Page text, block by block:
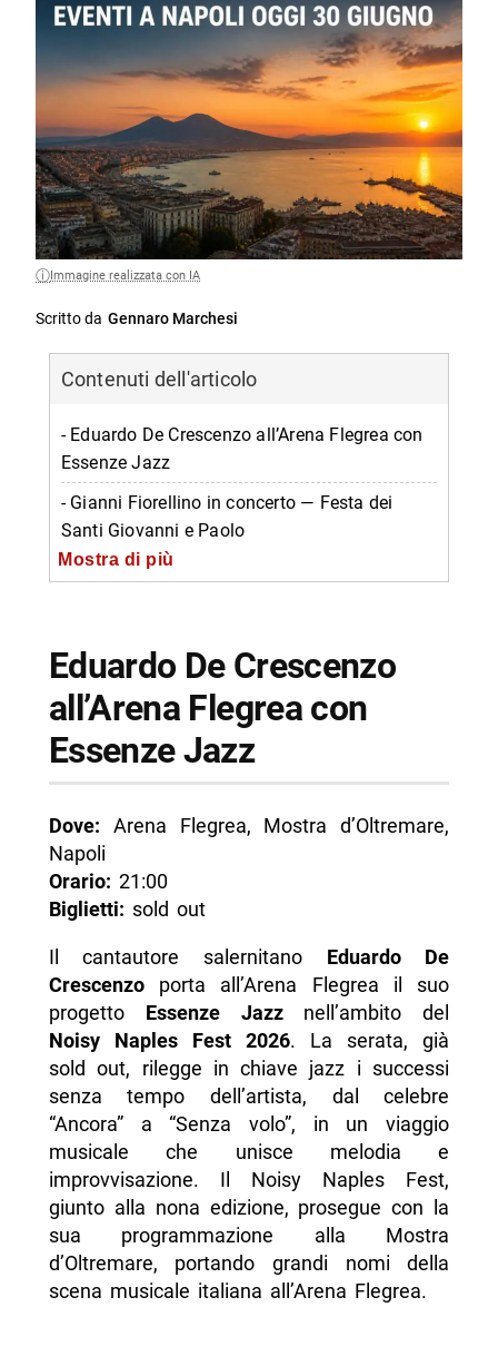
Immagine realizzata con IA
Scritto da Gennaro Marchesi
Contenuti dell'articolo
- Eduardo De Crescenzo all’Arena Flegrea con
Essenze Jazz
- Gianni Fiorellino in concerto — Festa dei
Santi Giovanni e Paolo
- Campania Teatro Festival — L’Uomo Nuovo e
- Mostre in corso
-- Parthenope. La Sirena e la città al MANN
-- OBEY: Power to the Peaceful alle Gallerie
d’Italia
-- Canto Napoli di Emilio Isgrò a Capodimonte
-- Le voci di sopra — rassegna estiva ai Musei
del Vomero
-- Quali sono gli eventi principali a Napoli oggi,
30 giugno 2026?
-- Come posso partecipare agli eventi di oggi?
-- Ci sono modifiche alla viabilità oggi a
Napoli?
-- Scopri di più da Napolike.it
Mostra di più
Eduardo De Crescenzo
all’Arena Flegrea con
Essenze Jazz
Dove: Arena Flegrea, Mostra d’Oltremare,
Napoli
Orario: 21:00
Biglietti: sold out
Il cantautore salernitano Eduardo De
Crescenzoporta all’Arena Flegrea il suo
progetto Essenze Jazznell’ambito del
Noisy Naples Fest 2026. La serata, già
sold out, rilegge in chiave jazz i successi
senza tempo dell’artista, dal celebre
“Ancora” a “Senza volo”, in un viaggio
musicale che unisce melodia e
improvvisazione. Il Noisy Naples Fest,
giunto alla nona edizione, prosegue con la
sua programmazione alla Mostra
d’Oltremare, portando grandi nomi della
scena musicale italiana all’Arena Flegrea.